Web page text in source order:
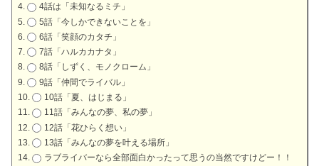
4話は「未知なるミチ」
5話「今しかできないことを」
6話「笑顔のカタチ」
7話「ハルカカナタ」
8話「しずく、モノクローム」
9話「仲間でライバル」
10話「夏、はじまる」
11話「みんなの夢、私の夢」
12話「花ひらく想い」
13話「みんなの夢を叶える場所」
ラブライバーなら全部面白かったって思うの当然ですけどー！！